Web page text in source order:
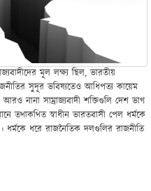
মূল লক্ষ্য ছিল, ভারতীয়
সুদূর ভবিষ্যতেও আধিপত্য কায়েম
আরও নানা সাম্রাজ্যবাদী শক্তিগুলি দেশ ভাগ
তথাকথিত স্বাধীন ভারতবাসী পেল ধর্মকে
ধর্মকে ধরে রাজনৈতিক দলগুলির রাজনীতি